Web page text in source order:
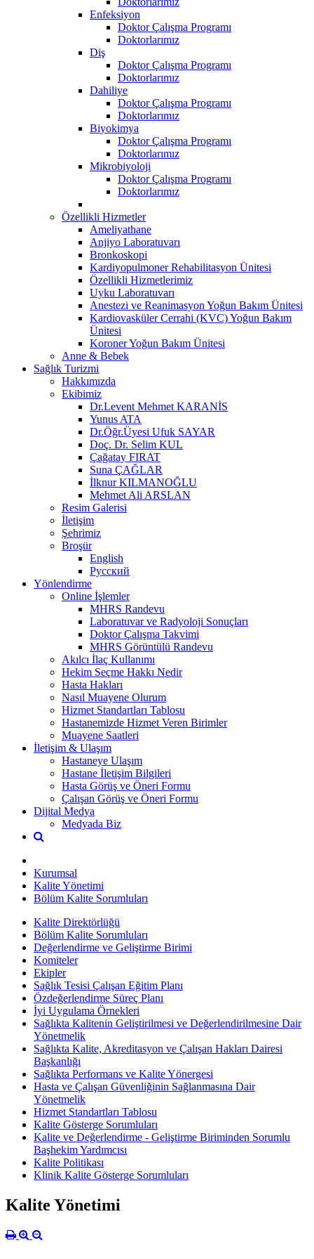
Enfeksiyon
Doktor Çalışma Programı
Doktorlarımız
Diş
Doktor Çalışma Programı
Doktorlarımız
Dahiliye
Doktor Çalışma Programı
Doktorlarımız
Biyokimya
Doktor Çalışma Programı
Doktorlarımız
Mikrobiyoloji
Doktor Çalışma Programı
Doktorlarımız
Özellikli Hizmetler
Ameliyathane
Anjiyo Laboratuvarı
Bronkoskopi
Kardiyopulmoner Rehabilitasyon Ünitesi
Özellikli Hizmetlerimiz
Uyku Laboratuvarı
Anestezi ve Reanimasyon Yoğun Bakım Ünitesi
Kardiovasküler Cerrahi (KVC) Yoğun Bakım
Ünitesi
Koroner Yoğun Bakım Ünitesi
Anne & Bebek
Sağlık Turizmi
Hakkımızda
Ekibimiz
Dr.Levent Mehmet KARANİS
Yunus ATA
Dr.Öğr.Üyesi Ufuk SAYAR
Doç. Dr. Selim KUL
Çağatay FIRAT
Suna ÇAĞLAR
İlknur KILMANOĞLU
Mehmet Ali ARSLAN
Resim Galerisi
İletişim
Şehrimiz
Broşür
English
Русский
Yönlendirme
Online İşlemler
MHRS Randevu
Laboratuvar ve Radyoloji Sonuçları
Doktor Çalışma Takvimi
MHRS Görüntülü Randevu
Akılcı İlaç Kullanımı
Hekim Seçme Hakkı Nedir
Hasta Hakları
Nasıl Muayene Olurum
Hizmet Standartları Tablosu
Hastanemizde Hizmet Veren Birimler
Muayene Saatleri
İletişim & Ulaşım
Hastaneye Ulaşım
Hastane İletişim Bilgileri
Hasta Görüş ve Öneri Formu
Çalışan Görüş ve Öneri Formu
Dijital Medya
Medyada Biz
Kurumsal
Kalite Yönetimi
Bölüm Kalite Sorumluları
Kalite Direktörlüğü
Bölüm Kalite Sorumluları
Değerlendirme ve Geliştirme Birimi
Komiteler
Ekipler
Sağlık Tesisi Çalışan Eğitim Planı
Özdeğerlendirme Süreç Planı
İyi Uygulama Örnekleri
Sağlıkta Kalitenin Geliştirilmesi ve Değerlendirilmesine Dair
Yönetmelik
Sağlıkta Kalite, Akreditasyon ve Çalışan Hakları Dairesi
Başkanlığı
Sağlıkta Performans ve Kalite Yönergesi
Hasta ve Çalışan Güvenliğinin Sağlanmasına Dair
Yönetmelik
Hizmet Standartları Tablosu
Kalite Gösterge Sorumluları
Kalite ve Değerlendirme - Geliştirme Biriminden Sorumlu
Başhekim Yardımcısı
Kalite Politikası
Klinik Kalite Gösterge Sorumluları
Kalite Yönetimi